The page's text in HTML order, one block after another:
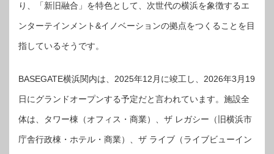
り、「新旧融合」を特色として、次世代の横浜を象徴するエ
ンターテインメント&イノベーションの拠点をつくることを目
指しているそうです。
BASEGATE横浜関内は、2025年12月に竣工し、2026年3月19
日にグランドオープンする予定だと言われています。施設全
体は、タワー棟（オフィス・商業）、ザ レガシー（旧横浜市
庁舎行政棟・ホテル・商業）、ザ ライブ（ライブビューイン